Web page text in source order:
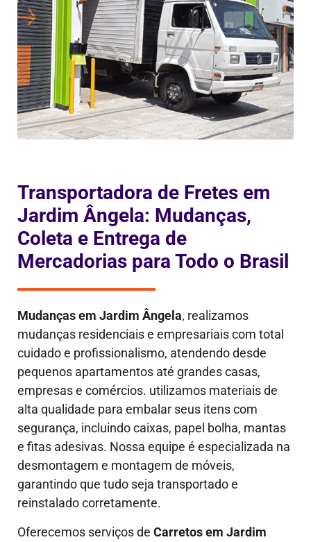
Transportadora de Fretes em
Jardim Ângela: Mudanças,
Coleta e Entrega de
Mercadorias para Todo o Brasil
Mudanças em Jardim Ângela, realizamos
mudanças residenciais e empresariais com total
cuidado e profissionalismo, atendendo desde
pequenos apartamentos até grandes casas,
empresas e comércios. utilizamos materiais de
alta qualidade para embalar seus itens com
segurança, incluindo caixas, papel bolha, mantas
e fitas adesivas. Nossa equipe é especializada na
desmontagem e montagem de móveis,
garantindo que tudo seja transportado e
reinstalado corretamente.
Oferecemos serviços de Carretos em Jardim